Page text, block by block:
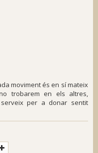
moviment és en sí mateix
trobarem en els altres,
per a donar sentit